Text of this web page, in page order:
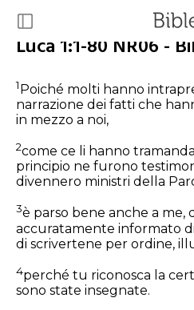
Luca 1:1-80 NR06 -
1Poiché molti hanno
narrazione dei fatti che
in mezzo a noi,
2come ce li hanno
principio ne furono
divennero ministri della
3è parso bene anche a me,
accuratamente informato
di scrivertene per ordine,
4perché tu riconosca la
sono state insegnate.